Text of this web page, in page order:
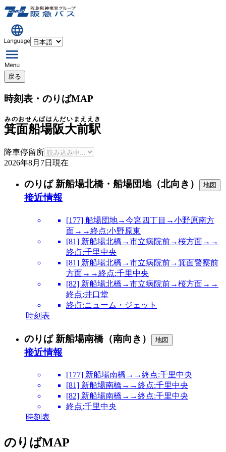
戻る
時刻表・のりばMAP
箕面船場阪大前駅
みのおせんばはんだいまええき
降車停留所
2026年8月7日 現在
のりば 新船場北橋・船場団地（北向き） 地図
接近情報
[177] 船場団地→今宮四丁目→小野原南方
面→→終点:小野原東
[81] 新船場北橋→市立病院前→桜方面→→
終点:千里中央
[81] 新船場北橋→市立病院前→箕面警察前
方面→→終点:千里中央
[82] 新船場北橋→市立病院前→桜方面→→
終点:井口堂
終点:ニューム・ジェット
時刻表
のりば 新船場南橋（南向き） 地図
接近情報
[177] 新船場南橋→→終点:千里中央
[81] 新船場南橋→→終点:千里中央
[82] 新船場南橋→→終点:千里中央
終点:千里中央
時刻表
のりばMAP